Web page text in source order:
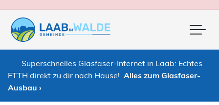
Superschnelles Glasfaser-Internet in Laab: Echtes
FTTH direkt zu dir nach Hause! Alles zum Glasfaser-
Ausbau ›